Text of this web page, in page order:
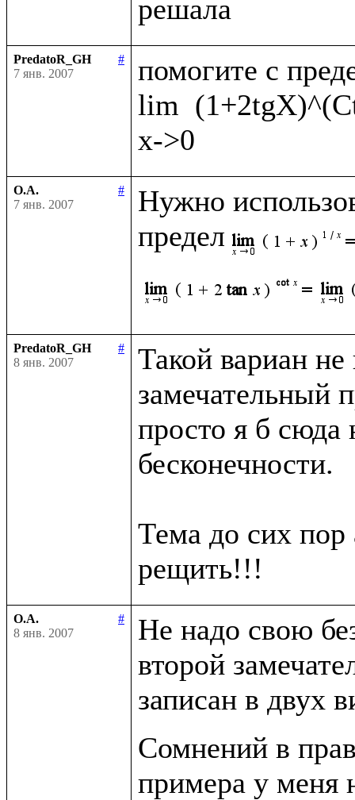
PredatoR_GH
#
7 янв. 2007
помогите с
lim
О.А.
#
7 янв. 2007
Нужно
предел
PredatoR_GH
#
8 янв. 2007
Такой вариан не
замечательный
просто я б сюда
бесконечности.
Тема до сих пор
О.А.
#
8 янв. 2007
Не надо свою
второй
записан в двух
Сомнений в
примера у меня